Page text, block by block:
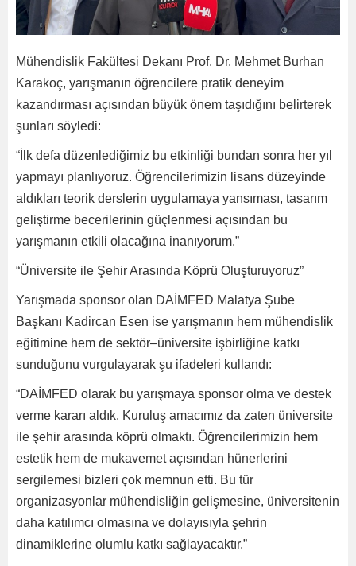
Mühendislik Fakültesi Dekanı Prof. Dr. Mehmet Burhan
Karakoç, yarışmanın öğrencilere pratik deneyim
kazandırması açısından büyük önem taşıdığını belirterek
şunları söyledi:
“İlk defa düzenlediğimiz bu etkinliği bundan sonra her yıl
yapmayı planlıyoruz. Öğrencilerimizin lisans düzeyinde
aldıkları teorik derslerin uygulamaya yansıması, tasarım
geliştirme becerilerinin güçlenmesi açısından bu
yarışmanın etkili olacağına inanıyorum.”
“Üniversite ile Şehir Arasında Köprü Oluşturuyoruz”
Yarışmada sponsor olan DAİMFED Malatya Şube
Başkanı Kadircan Esen ise yarışmanın hem mühendislik
eğitimine hem de sektör–üniversite işbirliğine katkı
sunduğunu vurgulayarak şu ifadeleri kullandı:
“DAİMFED olarak bu yarışmaya sponsor olma ve destek
verme kararı aldık. Kuruluş amacımız da zaten üniversite
ile şehir arasında köprü olmaktı. Öğrencilerimizin hem
estetik hem de mukavemet açısından hünerlerini
sergilemesi bizleri çok memnun etti. Bu tür
organizasyonlar mühendisliğin gelişmesine, üniversitenin
daha katılımcı olmasına ve dolayısıyla şehrin
dinamiklerine olumlu katkı sağlayacaktır.”